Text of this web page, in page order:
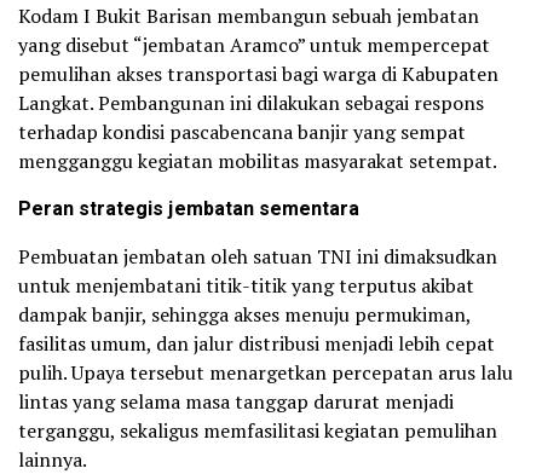
Kodam I Bukit Barisan membangun sebuah jembatan
yang disebut “jembatan Aramco” untuk mempercepat
pemulihan akses transportasi bagi warga di Kabupaten
Langkat. Pembangunan ini dilakukan sebagai respons
terhadap kondisi pascabencana banjir yang sempat
mengganggu kegiatan mobilitas masyarakat setempat.
Peran strategis jembatan sementara
Pembuatan jembatan oleh satuan TNI ini dimaksudkan
untuk menjembatani titik-titik yang terputus akibat
dampak banjir, sehingga akses menuju permukiman,
fasilitas umum, dan jalur distribusi menjadi lebih cepat
pulih. Upaya tersebut menargetkan percepatan arus lalu
lintas yang selama masa tanggap darurat menjadi
terganggu, sekaligus memfasilitasi kegiatan pemulihan
lainnya.